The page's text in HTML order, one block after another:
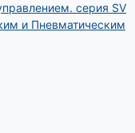
серия SV
и Пневматическим